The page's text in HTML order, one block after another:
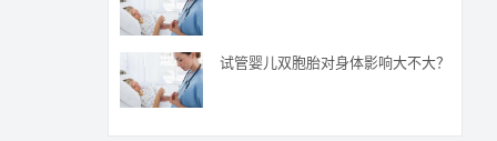
试管婴儿双胞胎对身体影响大不大？